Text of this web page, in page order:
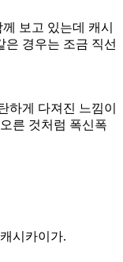
보고 있는데 캐시
은 경우는 조금 직선
하게 다져진 느낌이
른 것처럼 폭신폭
시카이가.